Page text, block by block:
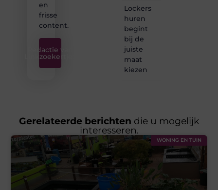
en
frisse
content.
Redactie van
Linkzoekertjes
Lockers
huren
begint
bij de
juiste
maat
kiezen
Gerelateerde berichten die u mogelijk
interesseren.
WONING EN TUIN